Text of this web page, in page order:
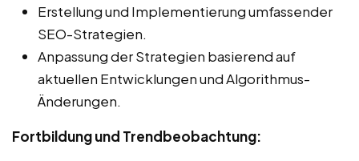
Erstellung und Implementierung umfassender
SEO-Strategien.
Anpassung der Strategien basierend auf
aktuellen Entwicklungen und Algorithmus-
Änderungen.
Fortbildung und Trendbeobachtung: